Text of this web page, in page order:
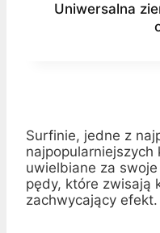
Organiczne
Surfinie, jedne z
uwielbiane za
pędy, które zwisają
zachwycający efekt.